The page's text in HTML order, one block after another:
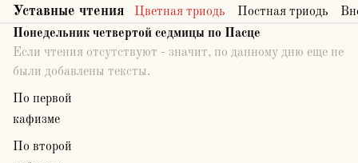
Уставные чтения Цветная триодь Постная триодь
Понедельник четвертой седмицы по Пасце
Если чтения отсутствуют - значит, по данному дню еще не
были добавлены тексты.
По первой
кафизме
По второй